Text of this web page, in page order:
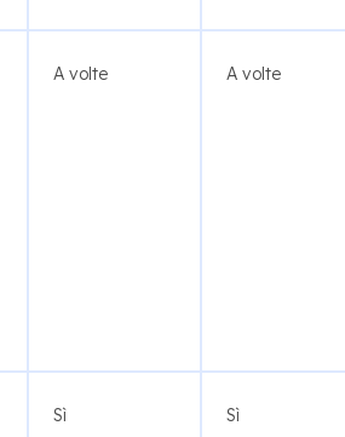
A volte A volte
Sì Sì